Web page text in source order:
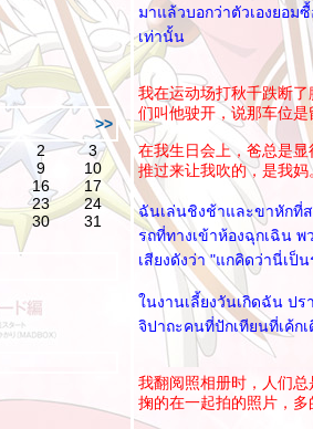
>>
2
3
9
10
16
17
23
24
30 31
มาแล้วบอกว่าตัวเองยอม
เท่านั้น
我在运动场打秋千跌断
们叫他驶开，说那车位
在我生日会上，爸总是
推过来让我吹的，是我妈
ฉันเล่นชิงช้าและขาหักที่
รถที่ทางเข้าห้องฉุกเฉิน
เสียงดังว่า "แกคิดว่านี่เป็
นงานเลี้ยงวันเกิดฉัน ปรา
จิปาถะคนที่ปักเทียนที่เค้ก
我翻阅照相册时，人们
掬的在一起拍的照片，多